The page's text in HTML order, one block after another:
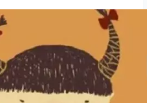
Алина
Кабаева
перестала
скрывать
сыновей